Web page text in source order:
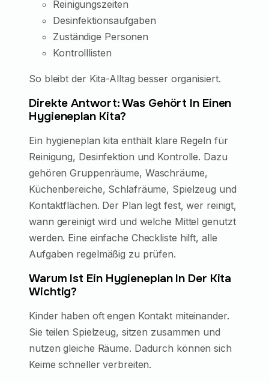
Reinigungszeiten
Desinfektionsaufgaben
Zuständige Personen
Kontrolllisten
So bleibt der Kita-Alltag besser organisiert.
Direkte Antwort: Was Gehört In Einen
Hygieneplan Kita?
Ein hygieneplan kita enthält klare Regeln für
Reinigung, Desinfektion und Kontrolle. Dazu
gehören Gruppenräume, Waschräume,
Küchenbereiche, Schlafräume, Spielzeug und
Kontaktflächen. Der Plan legt fest, wer reinigt,
wann gereinigt wird und welche Mittel genutzt
werden. Eine einfache Checkliste hilft, alle
Aufgaben regelmäßig zu prüfen.
Warum Ist Ein Hygieneplan In Der Kita
Wichtig?
Kinder haben oft engen Kontakt miteinander.
Sie teilen Spielzeug, sitzen zusammen und
nutzen gleiche Räume. Dadurch können sich
Keime schneller verbreiten.